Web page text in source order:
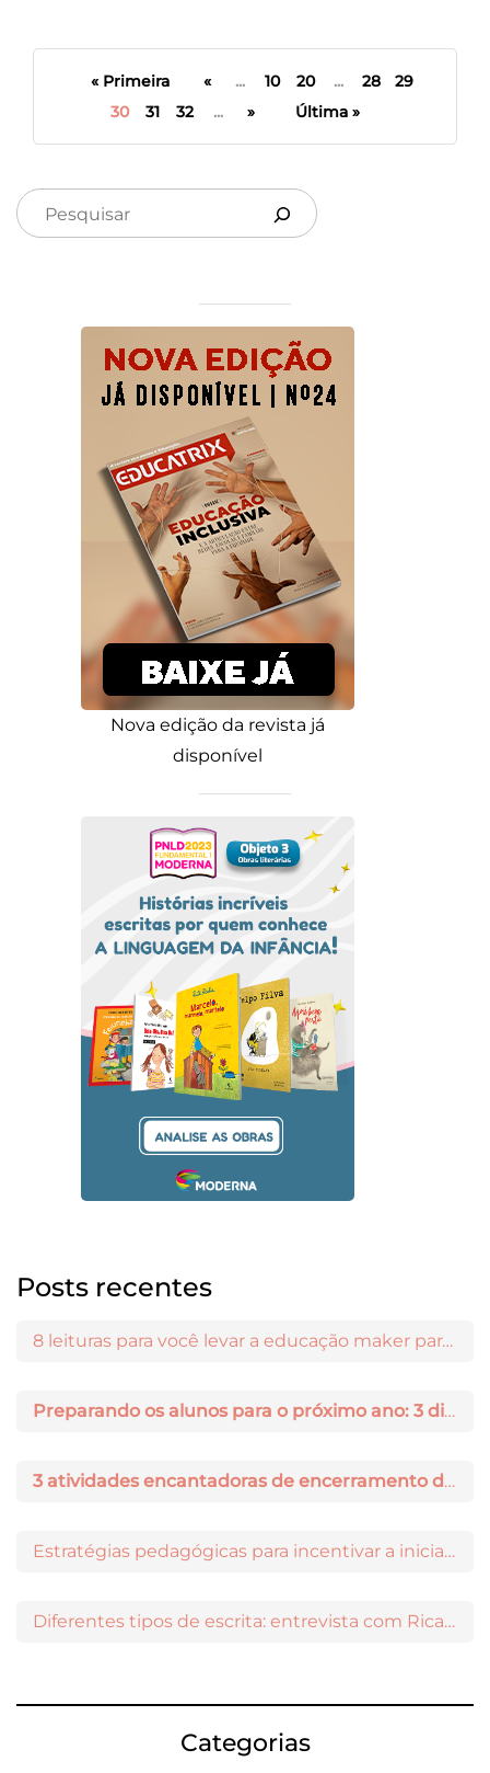
« Primeira « ... 10 20 ... 28
29
30
31 32 ... » Última »
Nova edição da revista já
disponível
Posts recentes
8 leituras para você levar a educação maker para a sala de aula
Preparando os alunos para o próximo ano: 3 dicas práticas
3 atividades encantadoras de encerramento de ano letivo
Estratégias pedagógicas para incentivar a iniciação científica entre os estudantes
Diferentes tipos de escrita: entrevista com Ricardo Prado
Categorias